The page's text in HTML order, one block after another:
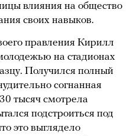
влияния на общество
своих навыков.
правления Кирилл
на стадионах
Получился полный
согнанная
тысяч смотрела
подстроиться под
это выглядело